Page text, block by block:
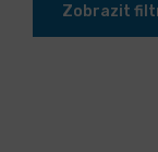
Zobrazit